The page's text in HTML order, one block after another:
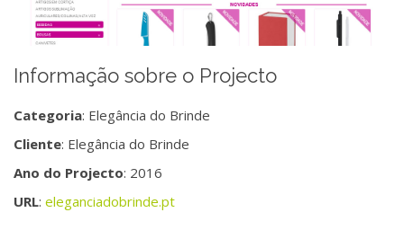
Informação sobre o Projecto
Categoria: Elegância do Brinde
Cliente: Elegância do Brinde
Ano do Projecto: 2016
URL: eleganciadobrinde.pt